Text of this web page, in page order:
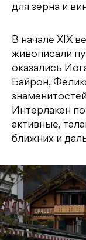
для зерна и
В начале XIX
живописали
оказались
Байрон,
Интерлакен
активные,
ближних и